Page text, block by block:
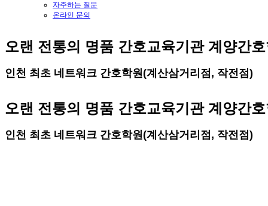
자주하는 질문
온라인 문의
오랜 전통의 명품 간호교육기관 계양간
인천 최초 네트워크 간호학원(계산삼거리점, 작전점)
오랜 전통의 명품 간호교육기관 계양간
인천 최초 네트워크 간호학원(계산삼거리점, 작전점)